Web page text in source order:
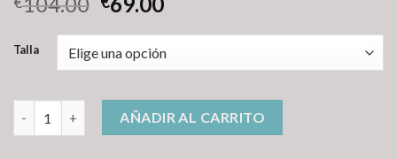
Talla
plumifero blauer cantidadAÑADIR AL CARRITO